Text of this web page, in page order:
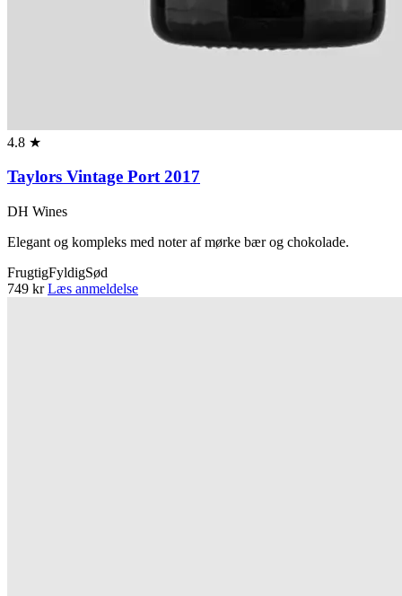
4.8 ★
Taylors Vintage Port 2017
DH Wines
Elegant og kompleks med noter af mørke bær og chokolade.
FrugtigFyldigSød
749 kr Læs anmeldelse